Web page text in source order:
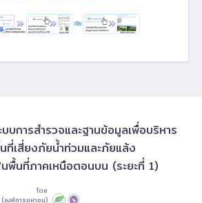
บการสำรวจและฐานข้อมูลเพื่อบริหาร
ที่เสี่ยงภัยน้ำท่วมและภัยแล้ง
พื้นที่ภาคเหนือตอนบน (ระยะที่ 1)
โดย
องค์การมหาชน)